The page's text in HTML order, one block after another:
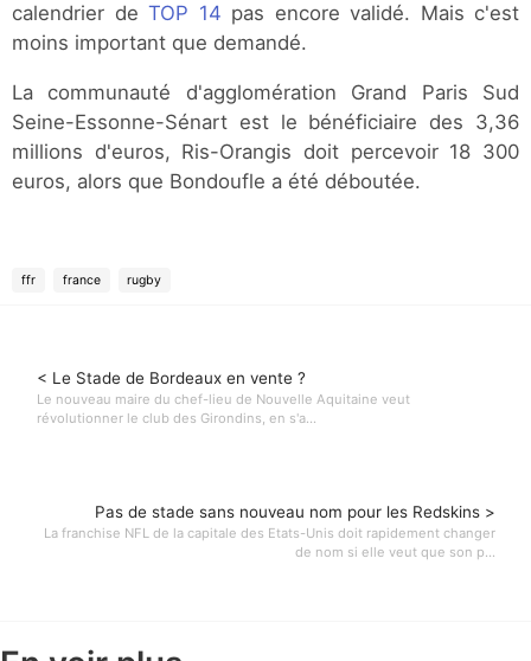
calendrier de TOP 14 pas encore validé. Mais c'est
moins important que demandé.
La communauté d'agglomération Grand Paris Sud
Seine-Essonne-Sénart est le bénéficiaire des 3,36
millions d'euros, Ris-Orangis doit percevoir 18 300
euros, alors que Bondoufle a été déboutée.
ffr france rugby
< Le Stade de Bordeaux en vente ?
Le nouveau maire du chef-lieu de Nouvelle Aquitaine veut
révolutionner le club des Girondins, en s'a...
Pas de stade sans nouveau nom pour les Redskins >
La franchise NFL de la capitale des Etats-Unis doit rapidement changer
de nom si elle veut que son p...